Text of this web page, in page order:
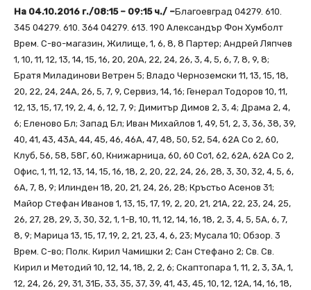
На 04.10.2016 г./08:15 – 09:15 ч./ –Благоевград 04279. 610.
345 04279. 610. 364 04279. 613. 190 Александър Фон Хумболт
Врем. С-во-магазин, Жилище, 1, 6, 8, 8 Партер; Андрей Ляпчев
1, 10, 11, 12, 13, 14, 15, 16, 20, 20А, 22, 24, 26, 3, 4, 5, 6, 7, 8, 9, 8;
Братя Миладинови Ветрен 5; Владо Черноземски 11, 13, 15, 18,
20, 22, 24, 24А, 26, 5, 7, 9, Сервиз, 14, 16; Генерал Тодоров 10, 11,
12, 13, 15, 17, 19, 2, 4, 6, 12, 7, 9; Димитър Димов 2, 3, 4; Драма 2, 4,
6; Еленово Бл; Запад Бл; Иван Михайлов 1, 49, 51, 2, 3, 36, 38, 39,
40, 41, 43, 43А, 44, 45, 46, 46А, 47, 48, 50, 52, 54, 62А Со 2, 60,
Клуб, 56, 58, 58Г, 60, Книжарница, 60, 60 Со1, 62, 62А, 62А Со 2,
Офис, 1, 11, 12, 13, 14, 15, 16, 18, 2, 20, 22, 24, 26, 28, 3, 30, 32, 4, 5, 6,
6А, 7, 8, 9; Илинден 18, 20, 21, 24, 26, 28; Кръстьо Асенов 31;
Майор Стефан Иванов 1, 13, 15, 17, 19, 2, 20, 21, 21А, 22, 23, 24, 25,
26, 27, 28, 29, 3, 30, 32, 1, 1-В, 10, 11, 12, 14, 16, 18, 2, 3, 4, 5, 5А, 6, 7,
8, 9; Марица 13, 15, 17, 19, 2, 21, 23, 4, 6, 23; Мусала 10; Обзор. 3
Врем. С-во; Полк. Кирил Чамишки 2; Сан Стефано 2; Св. Св.
Кирил и Методий 10, 12, 14, 18, 2, 2, 6; Скаптопара 1, 11, 2, 3, 3А, 1,
12, 24, 26, 29, 31, 31Б, 33, 35, 37, 39, 41, 43, 45, 10, 12, 12А, 14, 16, 18,